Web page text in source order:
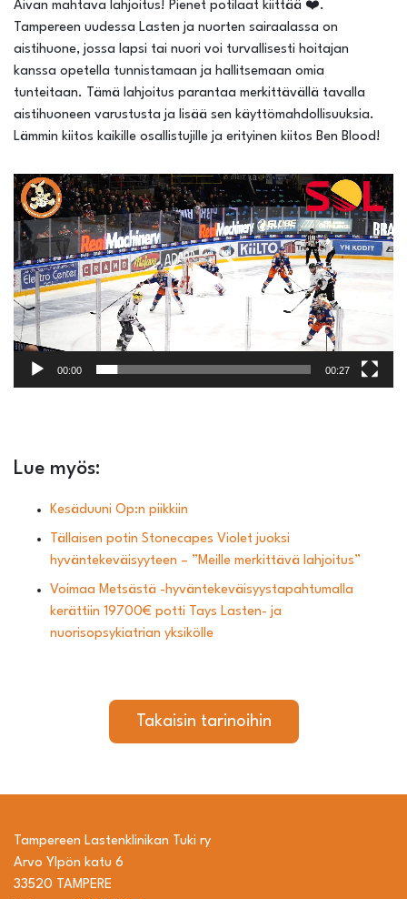
Aivan mahtava lahjoitus! Pienet potilaat kiittää ❤️.
Tampereen uudessa Lasten ja nuorten sairaalassa on
aistihuone, jossa lapsi tai nuori voi turvallisesti hoitajan
kanssa opetella tunnistamaan ja hallitsemaan omia
tunteitaan. Tämä lahjoitus parantaa merkittävällä tavalla
aistihuoneen varustusta ja lisää sen käyttömahdollisuuksia.
Lämmin kiitos kaikille osallistujille ja erityinen kiitos Ben Blood!
Videotoistin
00:00 00:27
Lue myös:
Kesäduuni Op:n piikkiin
Tällaisen potin Stonecapes Violet juoksi
hyväntekeväisyyteen – ”Meille merkittävä lahjoitus”
Voimaa Metsästä -hyväntekeväisyystapahtumalla
kerättiin 19700€ potti Tays Lasten- ja
nuorisopsykiatrian yksikölle
Takaisin tarinoihin
Tampereen Lastenklinikan Tuki ry
Arvo Ylpön katu 6
33520 TAMPERE